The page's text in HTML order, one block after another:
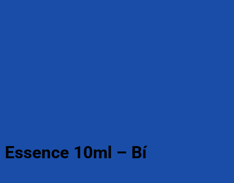
10ml – Bí